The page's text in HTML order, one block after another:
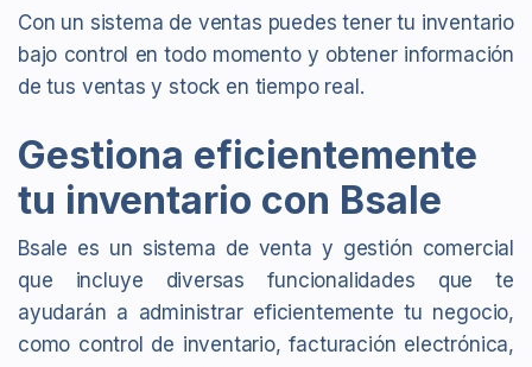
Con un sistema de ventas puedes tener tu inventario
bajo control en todo momento y obtener información
de tus ventas y stock en tiempo real.
Gestiona eficientemente
tu inventario con Bsale
Bsale es un sistema de venta y gestión comercial
que incluye diversas funcionalidades que te
ayudarán a administrar eficientemente tu negocio,
como control de inventario, facturación electrónica,